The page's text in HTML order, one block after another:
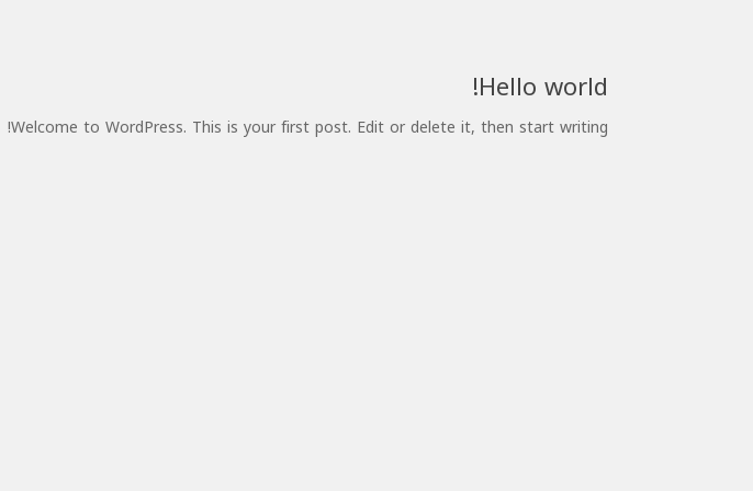
Hello world!
Welcome to WordPress. This is your first post. Edit or delete it, then start writing!